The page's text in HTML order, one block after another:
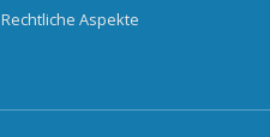
Rechtliche Aspekte